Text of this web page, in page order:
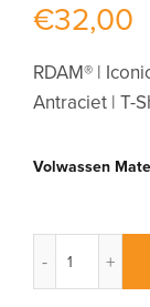
€32,00
RDAM® |
Antraciet | T-
Volwassen